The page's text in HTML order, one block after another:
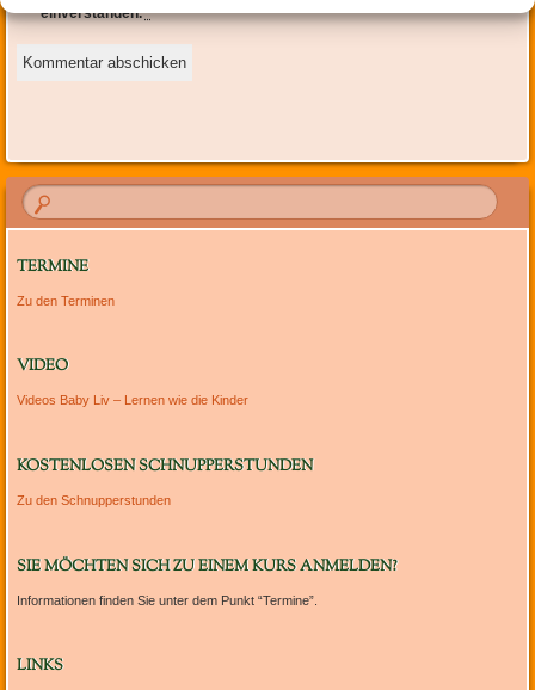
einverstanden.*
TERMINE
Zu den Terminen
VIDEO
Videos Baby Liv – Lernen wie die Kinder
KOSTENLOSEN SCHNUPPERSTUNDEN
Zu den Schnupperstunden
SIE MÖCHTEN SICH ZU EINEM KURS ANMELDEN?
Informationen finden Sie unter dem Punkt “Termine”.
LINKS